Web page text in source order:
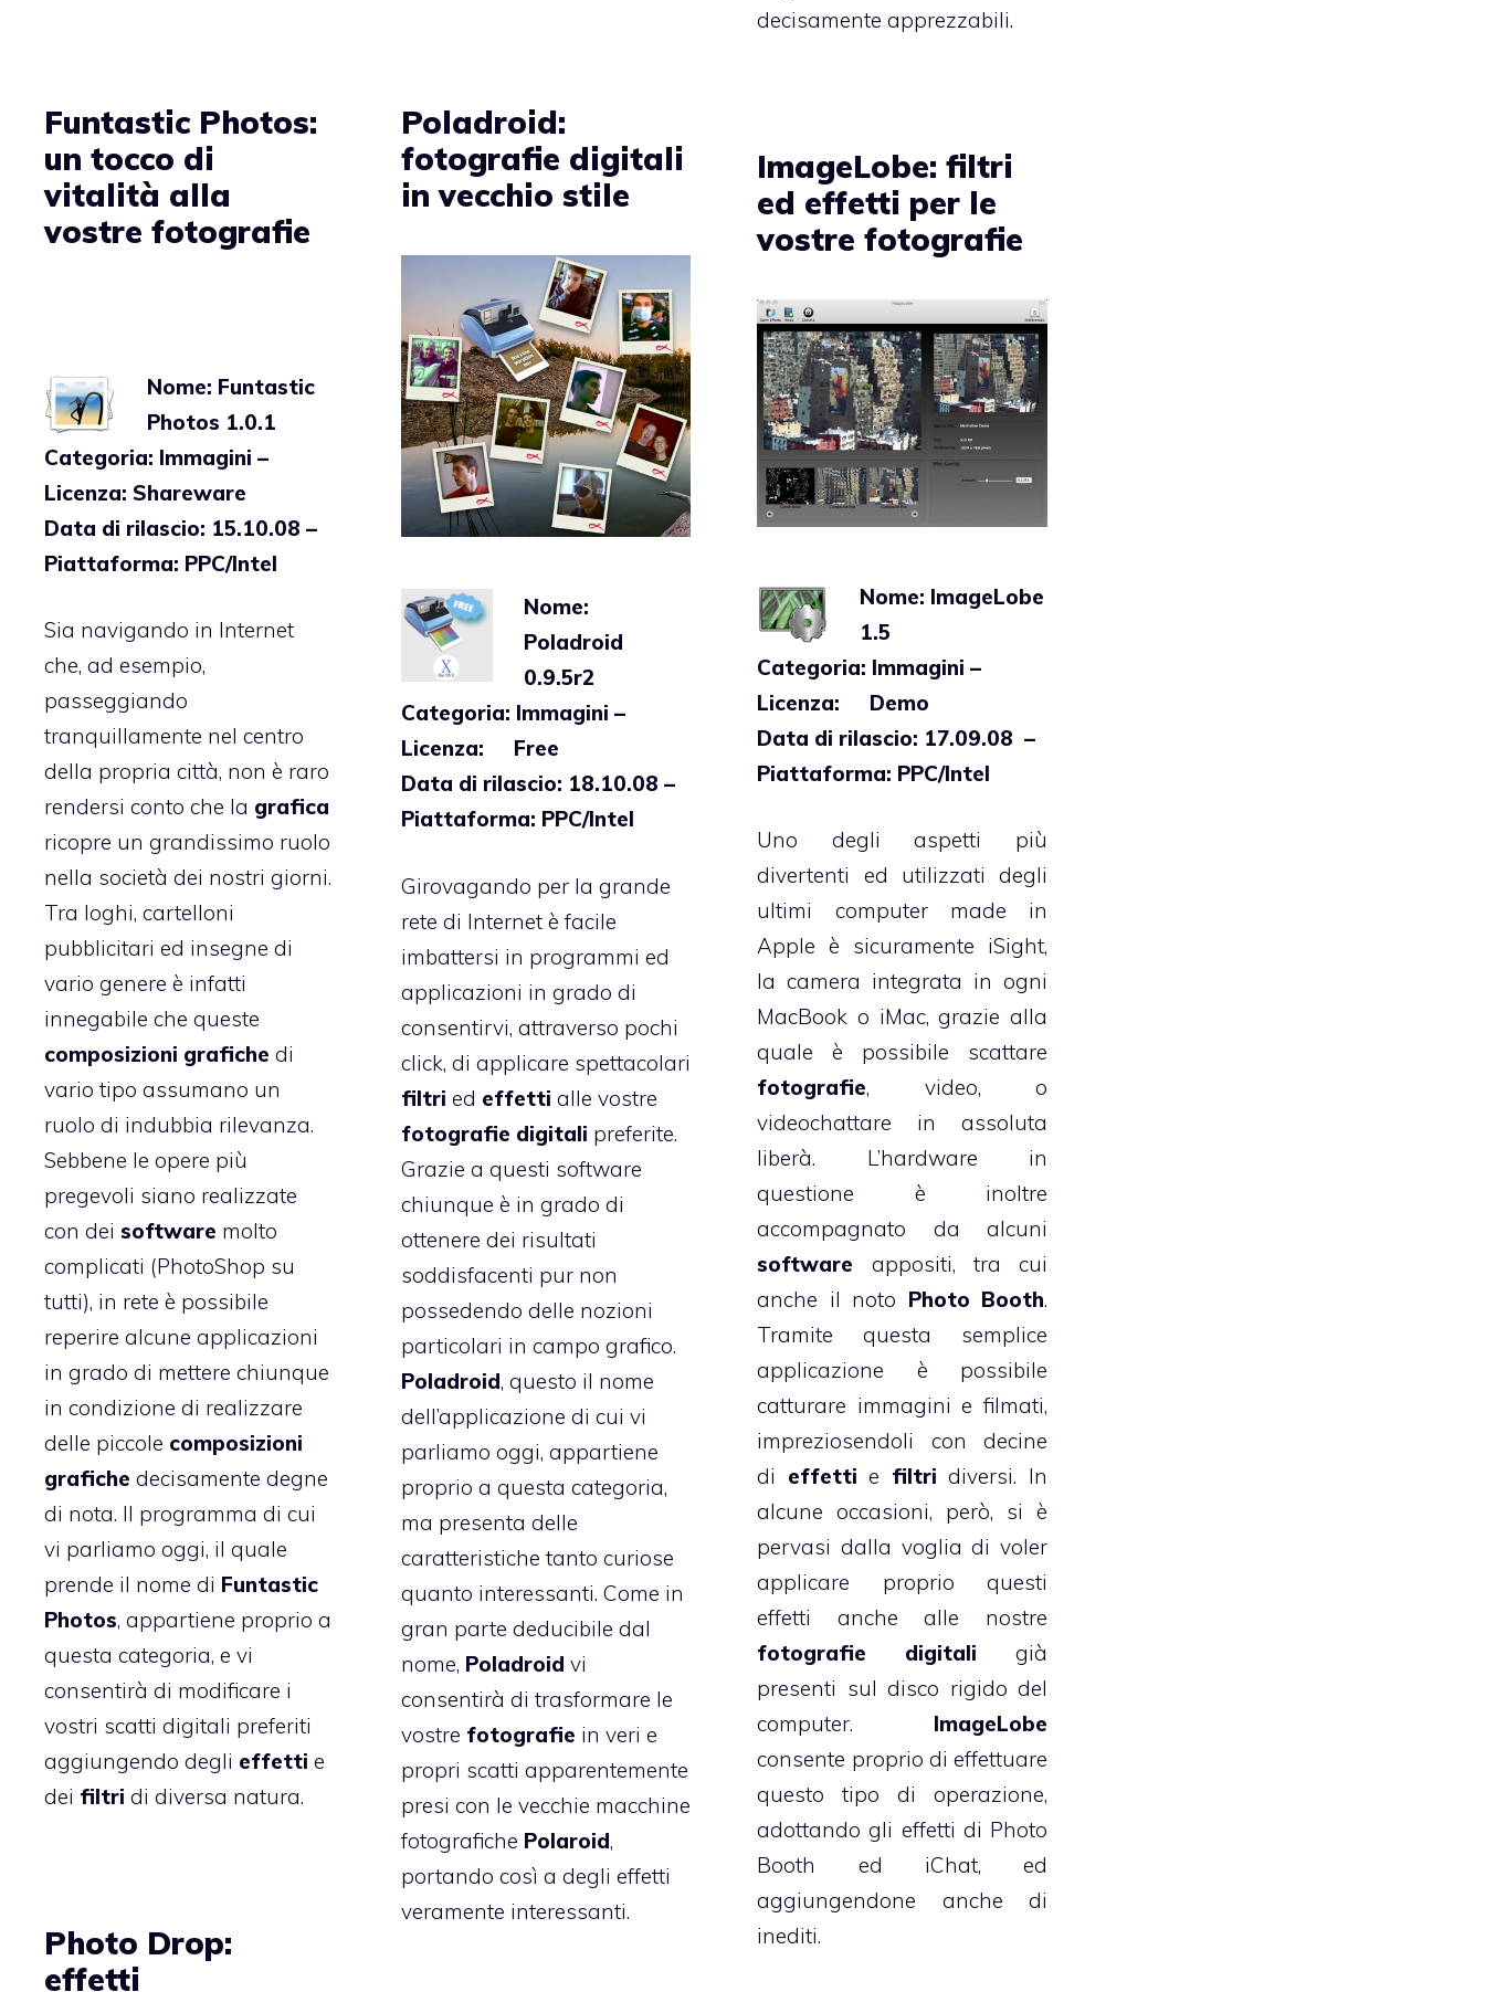
decisamente apprezzabili.
Funtastic Photos:
un tocco di
vitalità alla
vostre fotografie
Nome: Funtastic
Photos 1.0.1
Categoria: Immagini –
Licenza: Shareware
Data di rilascio: 15.10.08 –
Piattaforma: PPC/Intel
Sia navigando in Internet
che, ad esempio,
passeggiando
tranquillamente nel centro
della propria città, non è raro
rendersi conto che la grafica
ricopre un grandissimo ruolo
nella società dei nostri giorni.
Tra loghi, cartelloni
pubblicitari ed insegne di
vario genere è infatti
innegabile che queste
composizioni grafiche di
vario tipo assumano un
ruolo di indubbia rilevanza.
Sebbene le opere più
pregevoli siano realizzate
con dei software molto
complicati (PhotoShop su
tutti), in rete è possibile
reperire alcune applicazioni
in grado di mettere chiunque
in condizione di realizzare
delle piccole composizioni
grafiche decisamente degne
di nota. Il programma di cui
vi parliamo oggi, il quale
prende il nome di Funtastic
Photos, appartiene proprio a
questa categoria, e vi
consentirà di modificare i
vostri scatti digitali preferiti
aggiungendo degli effetti e
dei filtri di diversa natura.
Poladroid:
fotografie digitali
in vecchio stile
Nome:
Poladroid
0.9.5r2
Categoria: Immagini –
Licenza: Free
Data di rilascio: 18.10.08 –
Piattaforma: PPC/Intel
Girovagando per la grande
rete di Internet è facile
imbattersi in programmi ed
applicazioni in grado di
consentirvi, attraverso pochi
click, di applicare spettacolari
filtri ed effetti alle vostre
fotografie digitali preferite.
Grazie a questi software
chiunque è in grado di
ottenere dei risultati
soddisfacenti pur non
possedendo delle nozioni
particolari in campo grafico.
Poladroid, questo il nome
dell’applicazione di cui vi
parliamo oggi, appartiene
proprio a questa categoria,
ma presenta delle
caratteristiche tanto curiose
quanto interessanti. Come in
gran parte deducibile dal
nome, Poladroid vi
consentirà di trasformare le
vostre fotografie in veri e
propri scatti apparentemente
presi con le vecchie macchine
fotografiche Polaroid,
portando così a degli effetti
veramente interessanti.
ImageLobe: filtri
ed effetti per le
vostre fotografie
Nome: ImageLobe
1.5
Categoria: Immagini –
Licenza: Demo
Data di rilascio: 17.09.08 –
Piattaforma: PPC/Intel
Uno degli aspetti più
divertenti ed utilizzati degli
ultimi computer made in
Apple è sicuramente iSight,
la camera integrata in ogni
MacBook o iMac, grazie alla
quale è possibile scattare
fotografie, video, o
videochattare in assoluta
liberà. L’hardware in
questione è inoltre
accompagnato da alcuni
software appositi, tra cui
anche il noto Photo Booth.
Tramite questa semplice
applicazione è possibile
catturare immagini e filmati,
impreziosendoli con decine
di effetti e filtri diversi. In
alcune occasioni, però, si è
pervasi dalla voglia di voler
applicare proprio questi
effetti anche alle nostre
fotografie digitali già
presenti sul disco rigido del
computer. ImageLobe
consente proprio di effettuare
questo tipo di operazione,
adottando gli effetti di Photo
Booth ed iChat, ed
aggiungendone anche di
inediti.
Photo Drop:
effetti